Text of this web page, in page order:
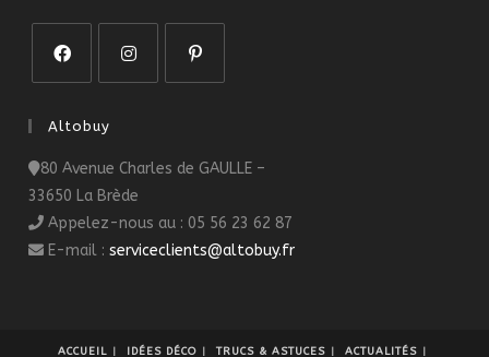
dans
nouvel
onglet
dans
nouvel
onglet
nouvel
Altobuy
80 Avenue Charles de GAULLE –
33650 La Brède
Appelez-nous au : 05 56 23 62 87
E-mail :serviceclients@altobuy.fr
ACCUEIL IDÉES DÉCO TRUCS & ASTUCES ACTUALITÉS